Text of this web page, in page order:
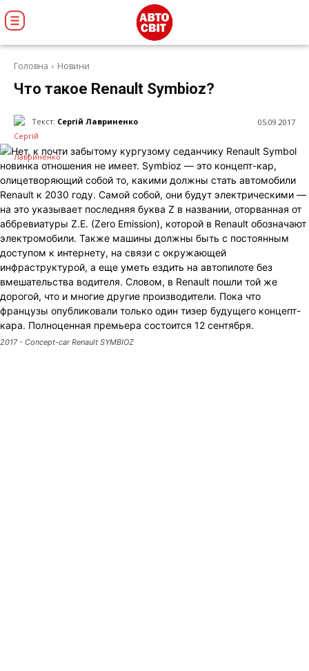
Головна Новини
Что такое Renault Symbioz?
Текст: Сергій Лавриненко 05.09.2017
2017 - Concept-car Renault SYMBIOZ